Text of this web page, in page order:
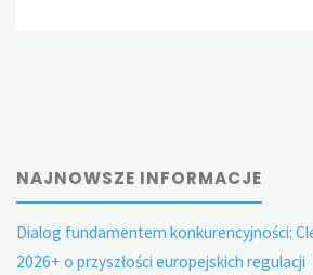
NAJNOWSZE INFORMACJE
Dialog fundamentem konkurencyjności:
2026+ o przyszłości europejskich regulacji